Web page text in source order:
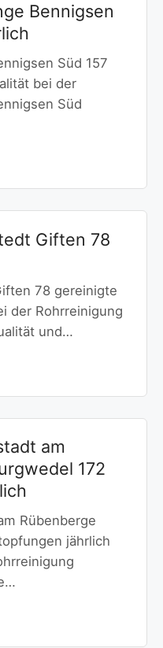
Bennigsen
Süd 157
bei der
Süd
Giften 78
78 gereinigte
der Rohrreinigung
und…
am
172
Rübenberge
jährlich